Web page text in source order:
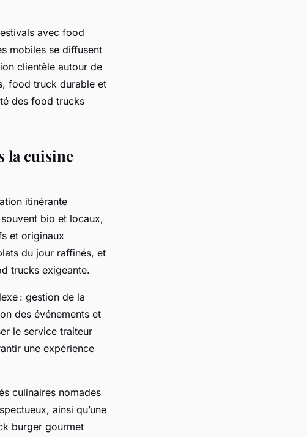
avec food
mobiles se diffusent
clientèle autour de
food truck durable et
des food trucks
la cuisine
itinérante
bio et locaux,
et originaux
du jour raffinés, et
trucks exigeante.
: gestion de la
des événements et
le service traiteur
une expérience
culinaires nomades
ainsi qu’une
burger gourmet